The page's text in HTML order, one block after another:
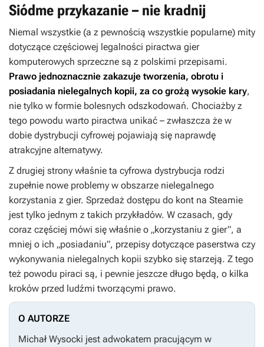
Siódme przykazanie – nie kradnij
Niemal wszystkie (a z pewnością wszystkie popularne) mity
dotyczące częściowej legalności piractwa gier
komputerowych sprzeczne są z polskimi przepisami.
Prawo jednoznacznie zakazuje tworzenia, obrotu i
posiadania nielegalnych kopii, za co grożą wysokie kary,
nie tylko w formie bolesnych odszkodowań. Chociażby z
tego powodu warto piractwa unikać – zwłaszcza że w
dobie dystrybucji cyfrowej pojawiają się naprawdę
atrakcyjne alternatywy.
Z drugiej strony właśnie ta cyfrowa dystrybucja rodzi
zupełnie nowe problemy w obszarze nielegalnego
korzystania z gier. Sprzedaż dostępu do kont na Steamie
jest tylko jednym z takich przykładów. W czasach, gdy
coraz częściej mówi się właśnie o „korzystaniu z gier”, a
mniej o ich „posiadaniu”, przepisy dotyczące paserstwa czy
wykonywania nielegalnych kopii szybko się starzeją. Z tego
też powodu piraci są, i pewnie jeszcze długo będą, o kilka
kroków przed ludźmi tworzącymi prawo.
O AUTORZE
Michał Wysocki jest adwokatem pracującym w